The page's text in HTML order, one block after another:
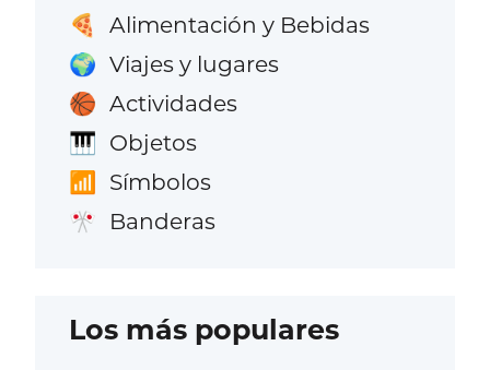
🍕 Alimentación y Bebidas
🌍 Viajes y lugares
🏀 Actividades
🎹 Objetos
📶 Símbolos
🎌 Banderas
Los más populares